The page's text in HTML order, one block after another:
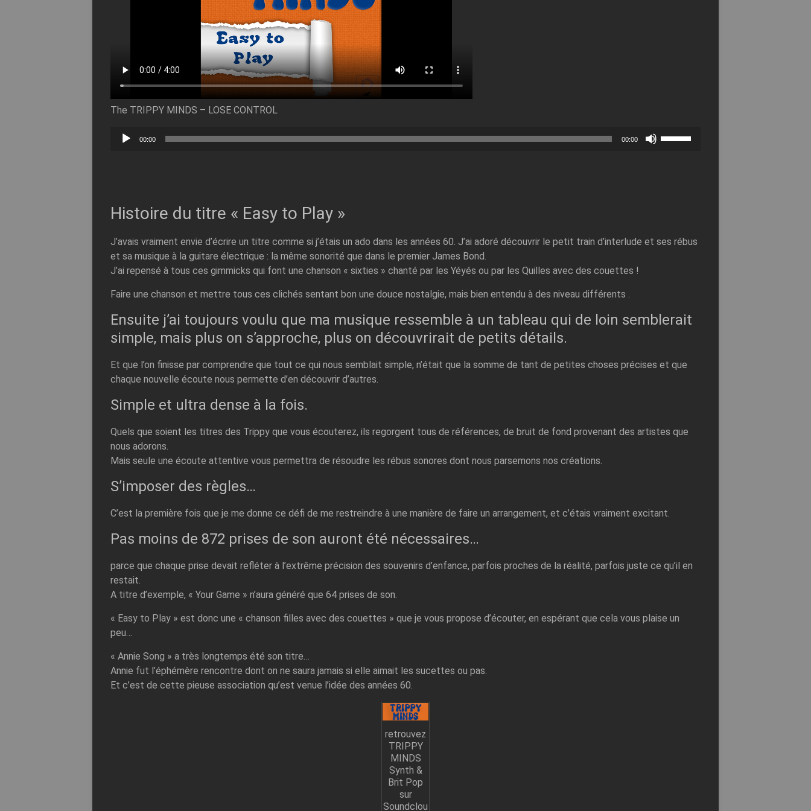
The TRIPPY MINDS – LOSE CONTROL
Lecteur
audio
00:00 00:00
les
volume.
Histoire du titre « Easy to Play »
J’avais vraiment envie d’écrire un titre comme si j’étais un ado dans les années 60. J’ai adoré découvrir le petit train d’interlude et ses rébus
et sa musique à la guitare électrique : la même sonorité que dans le premier James Bond.
J’ai repensé à tous ces gimmicks qui font une chanson « sixties » chanté par les Yéyés ou par les Quilles avec des couettes !
Faire une chanson et mettre tous ces clichés sentant bon une douce nostalgie, mais bien entendu à des niveau différents .
Ensuite j’ai toujours voulu que ma musique ressemble à un tableau qui de loin semblerait
simple, mais plus on s’approche, plus on découvrirait de petits détails.
Et que l’on finisse par comprendre que tout ce qui nous semblait simple, n’était que la somme de tant de petites choses précises et que
chaque nouvelle écoute nous permette d’en découvrir d’autres.
Simple et ultra dense à la fois.
Quels que soient les titres des Trippy que vous écouterez, ils regorgent tous de références, de bruit de fond provenant des artistes que
nous adorons.
Mais seule une écoute attentive vous permettra de résoudre les rébus sonores dont nous parsemons nos créations.
S’imposer des règles…
C’est la première fois que je me donne ce défi de me restreindre à une manière de faire un arrangement, et c’étais vraiment excitant.
Pas moins de 872 prises de son auront été nécessaires…
parce que chaque prise devait refléter à l’extrême précision des souvenirs d’enfance, parfois proches de la réalité, parfois juste ce qu’il en
restait.
A titre d’exemple, « Your Game » n’aura généré que 64 prises de son.
« Easy to Play » est donc une « chanson filles avec des couettes » que je vous propose d’écouter, en espérant que cela vous plaise un
peu…
« Annie Song » a très longtemps été son titre…
Annie fut l’éphémère rencontre dont on ne saura jamais si elle aimait les sucettes ou pas.
Et c’est de cette pieuse association qu’est venue l’idée des années 60.
retrouvez
TRIPPY
MINDS
Synth &
Brit Pop
sur
Soundclou